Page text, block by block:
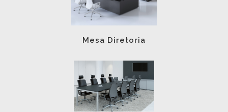
Mesa Diretoria